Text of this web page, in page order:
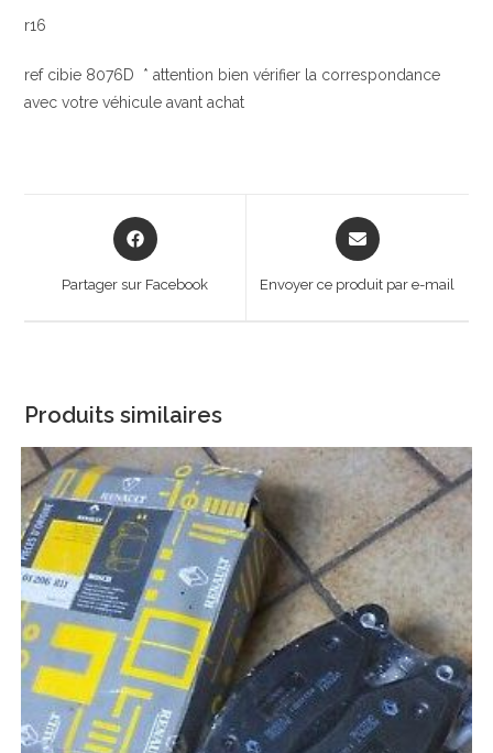
r16
ref cibie 8076D * attention bien vérifier la correspondance
avec votre véhicule avant achat
Opens
in
Partager sur Facebook
Opens
in
new
Envoyer ce produit par e-mail
Produits similaires